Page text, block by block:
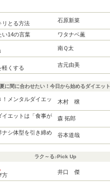
リとる方法 石原新菜
い14の言葉 ワタナベ薫
南Ｑ太
軽くする 吉元由美
夏に間に合わせたい！今日から始めるダイエット
メンタルダイエッ
木村 穣
イエットは「食事が
森 拓郎
ナシ体型を引き締め
谷本道哉
ラク～る♪Pick Up
方 井口 傑